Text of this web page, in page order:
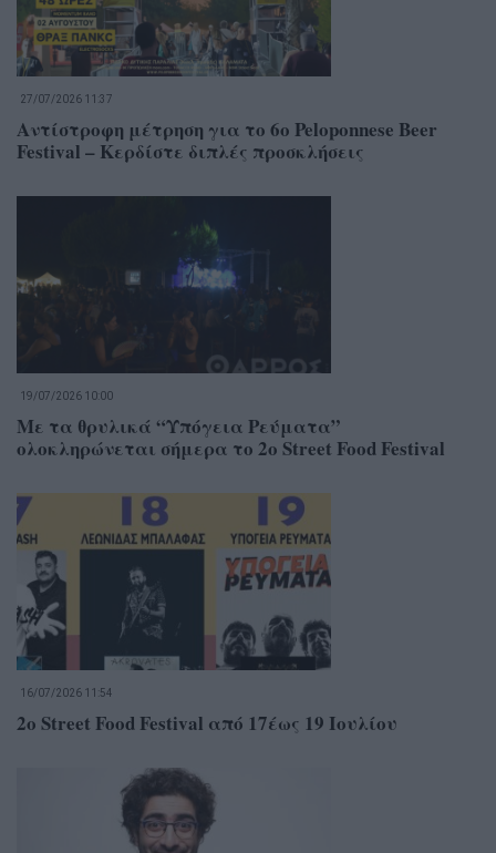
27/07/2026 11:37
Αντίστροφη μέτρηση για το 6o Peloponnese Beer
Festival – Κερδίστε διπλές προσκλήσεις
19/07/2026 10:00
Με τα θρυλικά “Υπόγεια Ρεύματα”
ολοκληρώνεται σήμερα το 2ο Street Food Festival
16/07/2026 11:54
2ο Street Food Festival από 17έως 19 Ιουλίου